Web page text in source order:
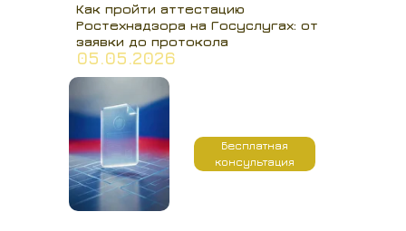
Как пройти аттестацию
Ростехнадзора на Госуслугах: от
заявки до протокола
05.05.2026
Бесплатная
консультация